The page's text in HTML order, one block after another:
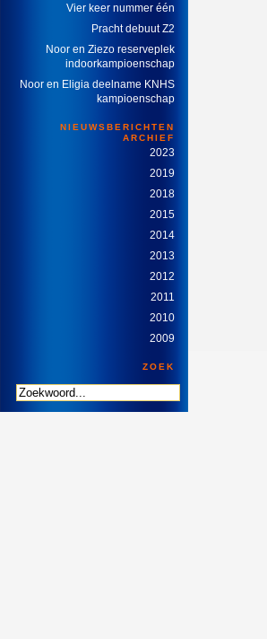
Vier keer nummer één
Pracht debuut Z2
Noor en Ziezo reserveplek
indoorkampioenschap
Noor en Eligia deelname KNHS
kampioenschap
NIEUWSBERICHTEN
ARCHIEF
2023
2019
2018
2015
2014
2013
2012
2011
2010
2009
ZOEK